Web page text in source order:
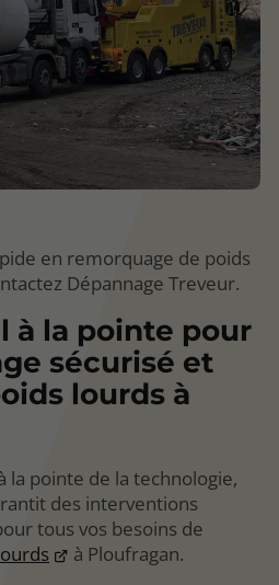
en remorquage de poids
Dépannage Treveur.
à la pointe pour
sécurisé et
lourds à
la pointe de la technologie,
des interventions
tous vos besoins de
à Ploufragan.